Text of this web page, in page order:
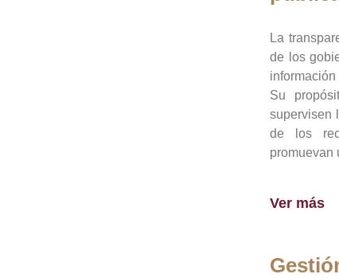
La
de los
Su
supervisen
de los
promuevan
Ver más